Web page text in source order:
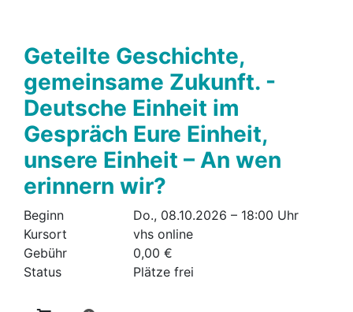
Geteilte Geschichte,
gemeinsame Zukunft. -
Deutsche Einheit im
Gespräch Eure Einheit,
unsere Einheit – An wen
erinnern wir?
Beginn
Do., 08.10.2026 – 18:00 Uhr
Kursort
vhs online
Gebühr
0,00 €
Status
Plätze frei